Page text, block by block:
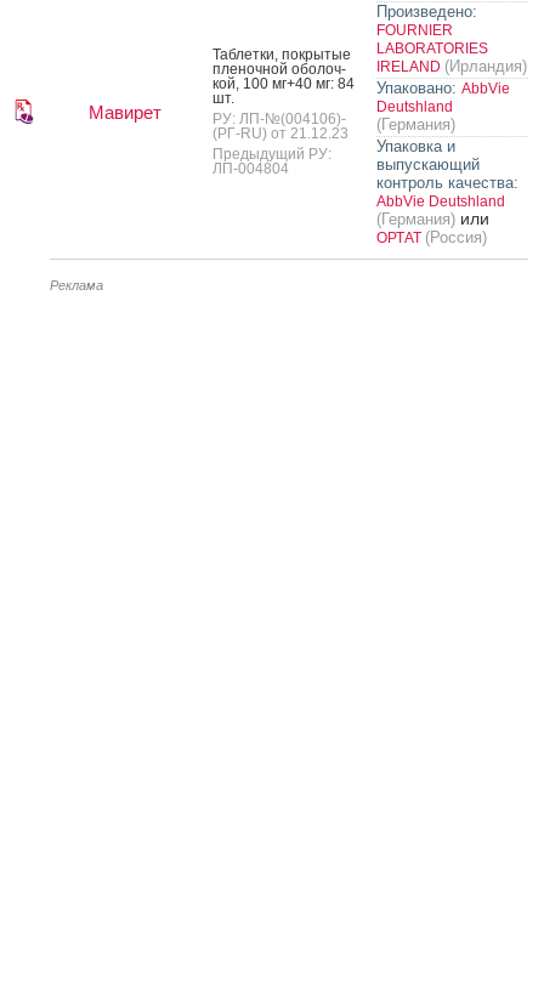
Мавирет
Таб­летки, пок­ры­тые
пле­ноч­ной обо­лоч­
кой, 100 мг+40 мг: 84
шт.
РУ: ЛП-№(004106)-
(РГ-RU) от 21.12.23
Предыдущий РУ:
ЛП-004804
Произведено:
FOURNIER
LABORATORIES
IRELAND (Ирландия)
Упаковано: AbbVie
Deutshland
(Германия)
Упаковка и
выпускающий
контроль качества:
AbbVie Deutshland
(Германия) или
ОРТАТ (Россия)
Реклама